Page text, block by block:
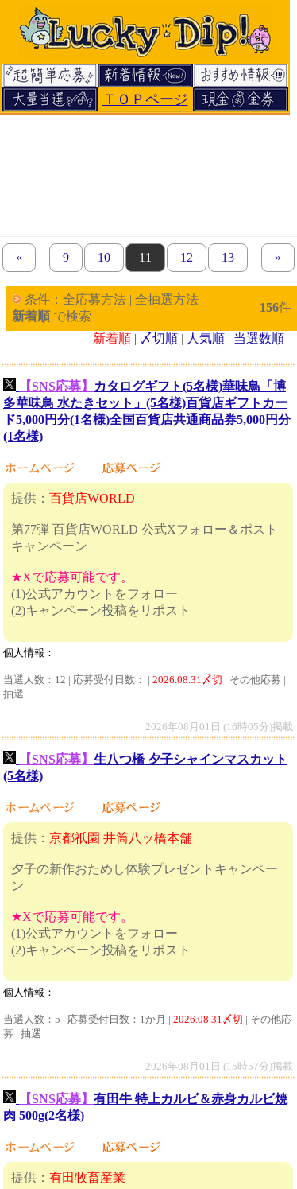
ＴＯＰページ
« previous set of pages
page
9 page
10 page
11 page
12 page
13 »
条件：全応募方法 | 全抽選方法
新着順 で検索
156件
新着順 | 〆切順 | 人気順 | 当選数順
【SNS応募】
カタログギフト(5名様)華味鳥「博
多華味鳥 水たきセット」(5名様)百貨店ギフトカー
ド5,000円分(1名様)全国百貨店共通商品券5,000円分
(1名様)
提供： 百貨店WORLD
第77弾 百貨店WORLD 公式Xフォロー＆ポスト
キャンペーン
★Xで応募可能です。
(1)公式アカウントをフォロー
(2)キャンペーン投稿をリポスト
個人情報：
当選人数：12 | 応募受付日数： | 2026.08.31〆切 | その他応募 |
抽選
2026年08月01日 (16時05分)掲載
【SNS応募】 生八つ橋 夕子シャインマスカット
(5名様)
提供： 京都祇園 井筒八ッ橋本舗
夕子の新作おためし体験プレゼントキャンペー
ン
★Xで応募可能です。
(1)公式アカウントをフォロー
(2)キャンペーン投稿をリポスト
個人情報：
当選人数：5 | 応募受付日数：1か月 | 2026.08.31〆切 | その他応
募 | 抽選
2026年08月01日 (15時57分)掲載
【SNS応募】 有田牛 特上カルビ＆赤身カルビ焼
肉 500g(2名様)
提供： 有田牧畜産業